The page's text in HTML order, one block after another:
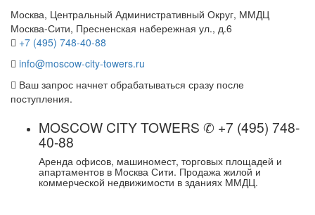
Москва, Центральный Административный Округ, ММДЦ
Москва-Сити, Пресненская набережная ул., д.6
+7 (495) 748-40-88
info@moscow-city-towers.ru
Ваш запрос начнет обрабатываться сразу после
поступления.
MOSCOW CITY TOWERS ✆ +7 (495) 748-
40-88
Аренда офисов, машиномест, торговых площадей и
апартаментов в Москва Сити. Продажа жилой и
коммерческой недвижимости в зданиях ММДЦ.